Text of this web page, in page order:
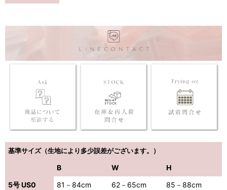
基準サイズ（生地により多少誤差がございます。）
B W
H
5号 US0
81－84cm 62－65cm
85－88cm